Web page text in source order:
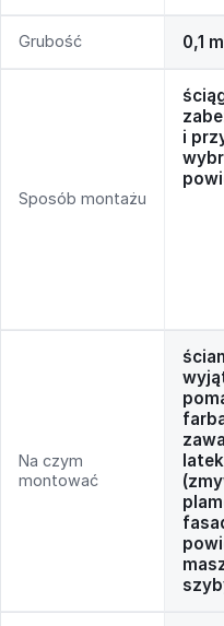
Grubość 0,1
Sposób montażu
i
Na czym
montować